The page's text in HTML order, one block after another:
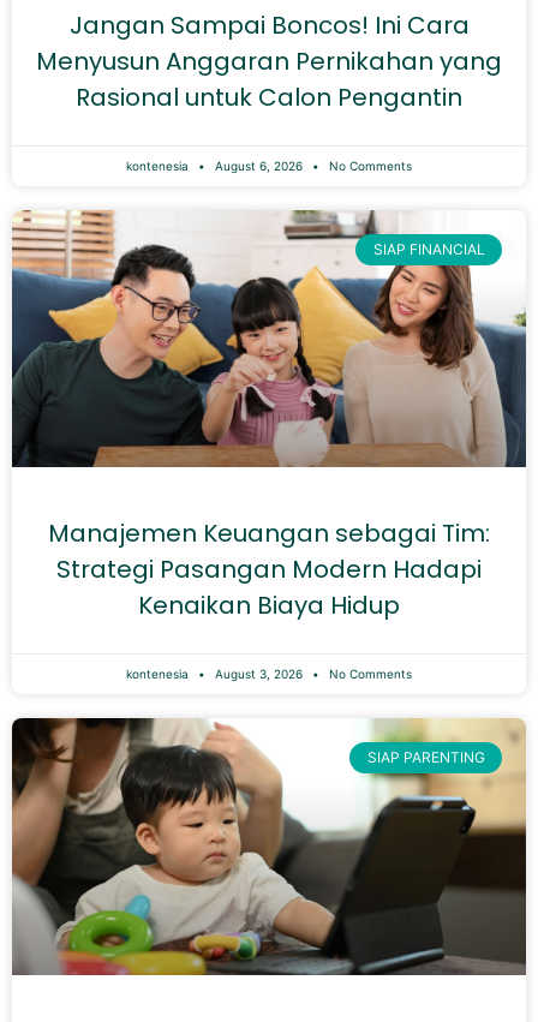
Jangan Sampai Boncos! Ini Cara
Menyusun Anggaran Pernikahan yang
Rasional untuk Calon Pengantin
kontenesia August 6, 2026 No Comments
SIAP FINANCIAL
Manajemen Keuangan sebagai Tim:
Strategi Pasangan Modern Hadapi
Kenaikan Biaya Hidup
kontenesia August 3, 2026 No Comments
SIAP PARENTING